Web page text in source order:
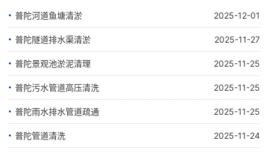
普陀河道鱼塘清淤 2025-12-01
普陀隧道排水渠清淤 2025-11-27
普陀景观池淤泥清理 2025-11-25
普陀污水管道高压清洗 2025-11-25
普陀雨水排水管道疏通 2025-11-25
普陀管道清洗 2025-11-24